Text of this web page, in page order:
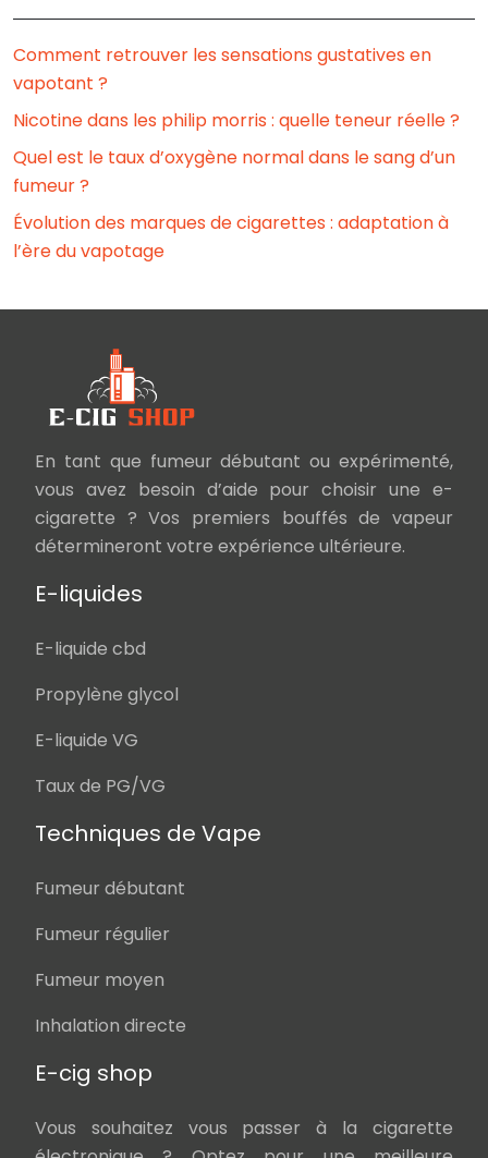
Comment retrouver les sensations gustatives en
vapotant ?
Nicotine dans les philip morris : quelle teneur réelle ?
Quel est le taux d’oxygène normal dans le sang d’un
fumeur ?
Évolution des marques de cigarettes : adaptation à
l’ère du vapotage
En tant que fumeur débutant ou expérimenté,
vous avez besoin d’aide pour choisir une e-
cigarette ? Vos premiers bouffés de vapeur
détermineront votre expérience ultérieure.
E-liquides
E-liquide cbd
Propylène glycol
E-liquide VG
Taux de PG/VG
Techniques de Vape
Fumeur débutant
Fumeur régulier
Fumeur moyen
Inhalation directe
E-cig shop
Vous souhaitez vous passer à la cigarette